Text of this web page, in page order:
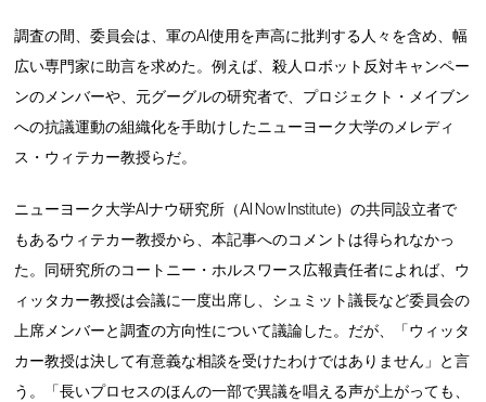
調査の間、委員会は、軍のAI使用を声高に批判する人々を含め、幅
広い専門家に助言を求めた。例えば、殺人ロボット反対キャンペー
ンのメンバーや、元グーグルの研究者で、プロジェクト・メイブン
への抗議運動の組織化を手助けしたニューヨーク大学のメレディ
ス・ウィテカー教授らだ。
ニューヨーク大学AIナウ研究所（AI Now Institute）の共同設立者で
もあるウィテカー教授から、本記事へのコメントは得られなかっ
た。同研究所のコートニー・ホルスワース広報責任者によれば、ウ
ィッタカー教授は会議に一度出席し、シュミット議長など委員会の
上席メンバーと調査の方向性について議論した。だが、「ウィッタ
カー教授は決して有意義な相談を受けたわけではありません」と言
う。「長いプロセスのほんの一部で異議を唱える声が上がっても、